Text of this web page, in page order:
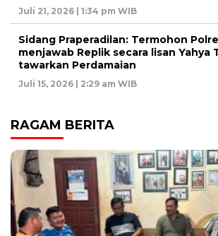
Juli 21, 2026 | 1:34 pm WIB
Sidang Praperadilan: Termohon
menjawab Replik secara lisan Yahya
tawarkan Perdamaian
Juli 15, 2026 | 2:29 am WIB
RAGAM BERITA